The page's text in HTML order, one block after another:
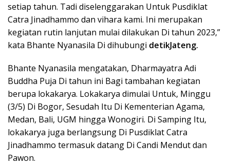
setiap tahun. Tadi diselenggarakan Untuk Pusdiklat
Catra Jinadhammo dan vihara kami. Ini merupakan
kegiatan rutin lanjutan mulai dilakukan Di tahun 2023,”
kata Bhante Nyanasila Di dihubungi detikJateng.
Bhante Nyanasila mengatakan, Dharmayatra Adi
Buddha Puja Di tahun ini Bagi tambahan kegiatan
berupa lokakarya. Lokakarya dimulai Untuk, Minggu
(3/5) Di Bogor, Sesudah Itu Di Kementerian Agama,
Medan, Bali, UGM hingga Wonogiri. Di Samping Itu,
lokakarya juga berlangsung Di Pusdiklat Catra
Jinadhammo termasuk datang Di Candi Mendut dan
Pawon.